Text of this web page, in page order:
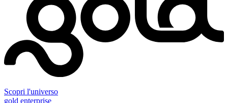
Scopri l'universo
gold enterprise